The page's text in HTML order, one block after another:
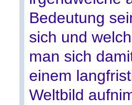
Bedeutung
sich und
man sich
einem
Weltbild